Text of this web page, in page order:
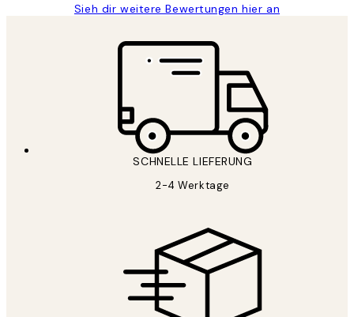
Sieh dir weitere Bewertungen hier an
SCHNELLE LIEFERUNG
2-4 Werktage